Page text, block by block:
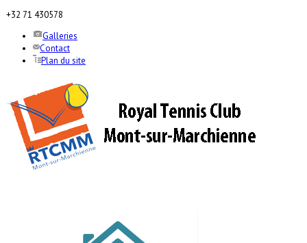
+32 71 430578
Galleries
Contact
Plan du site